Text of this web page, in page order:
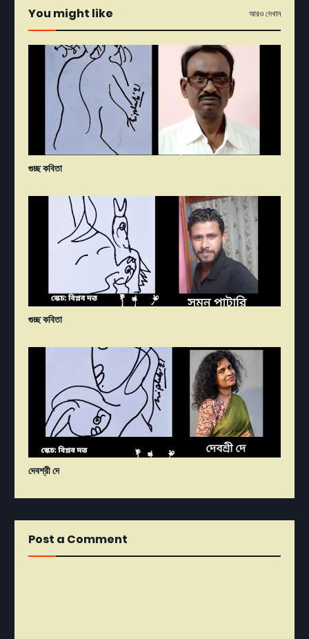
You might like আরও দেখান
গুচ্ছ কবিতা
গুচ্ছ কবিতা
দেবশ্রী দে
Post a Comment